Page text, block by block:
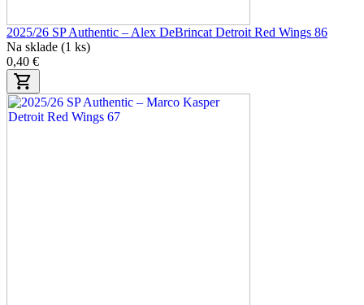
2025/26 SP Authentic – Alex DeBrincat Detroit Red Wings 86
Na sklade (1 ks)
0,40 €